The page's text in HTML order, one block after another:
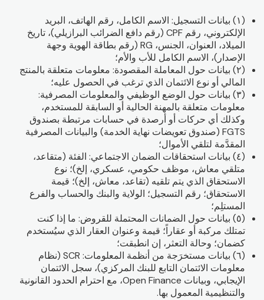
(١) بيانات التسجيل: الاسم الكامل، رقم الهاتف، البريد
الإلكتروني، رقم CPF (رقم دافع الضرائب البرازيلي)، تاريخ
الميلاد، العنوان، الجنس، RG (رقم بطاقة الهوية وجهة
الإصدار)، الاسم الكامل للأب والأم؛
(٢) بيانات حول المعاملة المقصودة: معلومات متعلقة بالمنتج
المالي أو نوع الائتمان الذي ترغب في الحصول عليه؛
(٣) بيانات حول الوضع الوظيفي والمعلومات المصرفية:
معلومات متعلقة بالمهنة الحالية أو السابقة للمستخدم،
وكذلك أي حركات أو أرصدة في حسابات مرتبطة بصندوق
FGTS (صندوق تعويضات نهاية الخدمة) والبيانات المصرفية
المقدَّمة لتلقي الأموال؛
(٤) بيانات استحقاقات الضمان الاجتماعي: الفئة (متقاعد،
متلقي معاش، موظف حكومي، عسكري، إلخ)؛ نوع
الاستحقاق الذي يتم تلقيه (تقاعد، معاش، إلخ)؛ قيمة
الاستحقاق؛ رقم التسجيل؛ الولاية والبنك والحساب والفرع
المستلِم؛
(٥) بيانات حول الضمانات المحتملة للقروض: ما إذا كنت
تمتلك مركبة أو عقاراً؛ قيمة وعنوان العقار الذي سيُستخدم
كضمان؛ وحالة التعثر، إن انطبقت؛
(٦) بيانات مستخرَجة من أنظمة المعلومات: SCR (نظام
معلومات الائتمان التابع للبنك المركزي)، سجل الائتمان
الإيجابي، وبيانات Open Finance، مع احترام الحدود القانونية
والتنظيمية المعمول بها.